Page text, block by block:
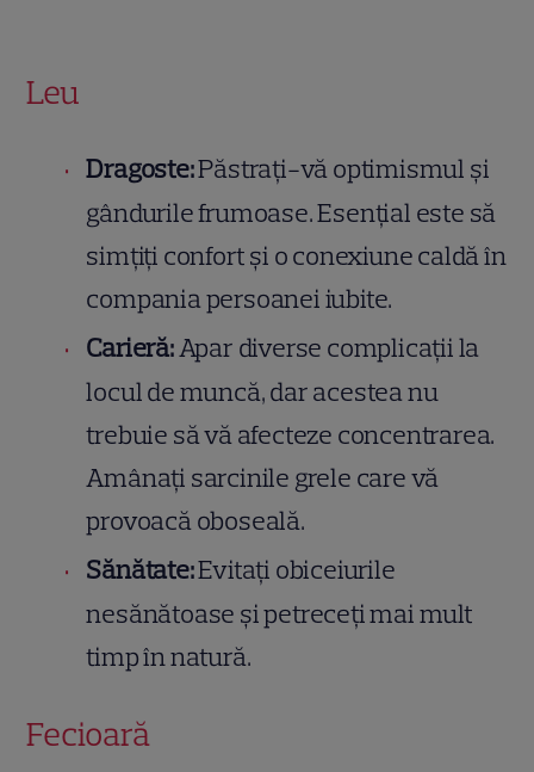
Leu
Dragoste:Păstrați-vă optimismul și
gândurile frumoase. Esențial este să
simțiți confort și o conexiune caldă în
compania persoanei iubite.
Carieră:Apar diverse complicații la
locul de muncă, dar acestea nu
trebuie să vă afecteze concentrarea.
Amânați sarcinile grele care vă
provoacă oboseală.
Sănătate:Evitați obiceiurile
nesănătoase și petreceți mai mult
timp în natură.
Fecioară